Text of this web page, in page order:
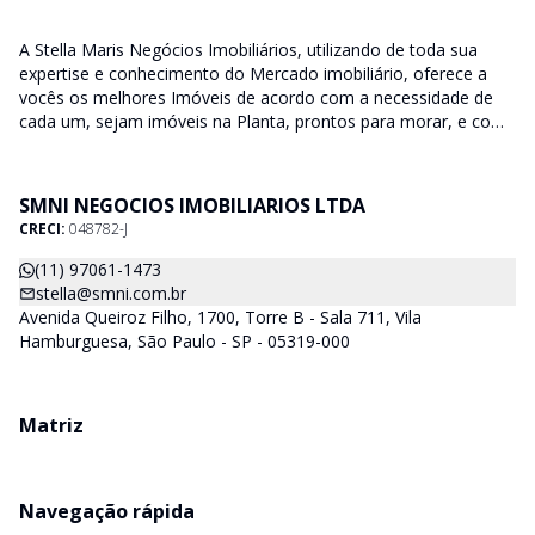
A Stella Maris Negócios Imobiliários, utilizando de toda sua
expertise e conhecimento do Mercado imobiliário, oferece a
vocês os melhores Imóveis de acordo com a necessidade de
cada um, sejam imóveis na Planta, prontos para morar, e com
nossos clientes. Nossos Corretores (todos Credenciados ao
CRECI-SP) estarão a disposição para lhes mostrar os imóveis
que já temos e, também buscamos Imóveis e regiões que
agradem aos nossos clientes. Procurando Casa, apartamento,
sala comercial, terrenos, galpões dentre outros produtos
imobiliários, é só nos chamar.
SMNI NEGOCIOS IMOBILIARIOS LTDA
CRECI: 048782-J
(11) 97061-1473
stella@smni.com.br
Avenida Queiroz Filho, 1700, Torre B - Sala 711, Vila
Hamburguesa, São Paulo - SP - 05319-000
Matriz
Navegação rápida